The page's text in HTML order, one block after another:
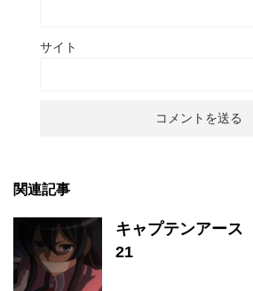
サイト
関連記事
キャプテンアー
21